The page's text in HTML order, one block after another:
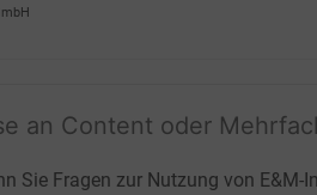
an Content oder
Sie Fragen zur Nutzung von